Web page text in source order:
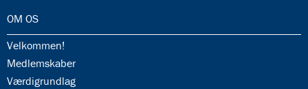
32.0:
OM OS
32.1:
Velkommen!
32.2:
Medlemskaber
32.3:
Værdigrundlag